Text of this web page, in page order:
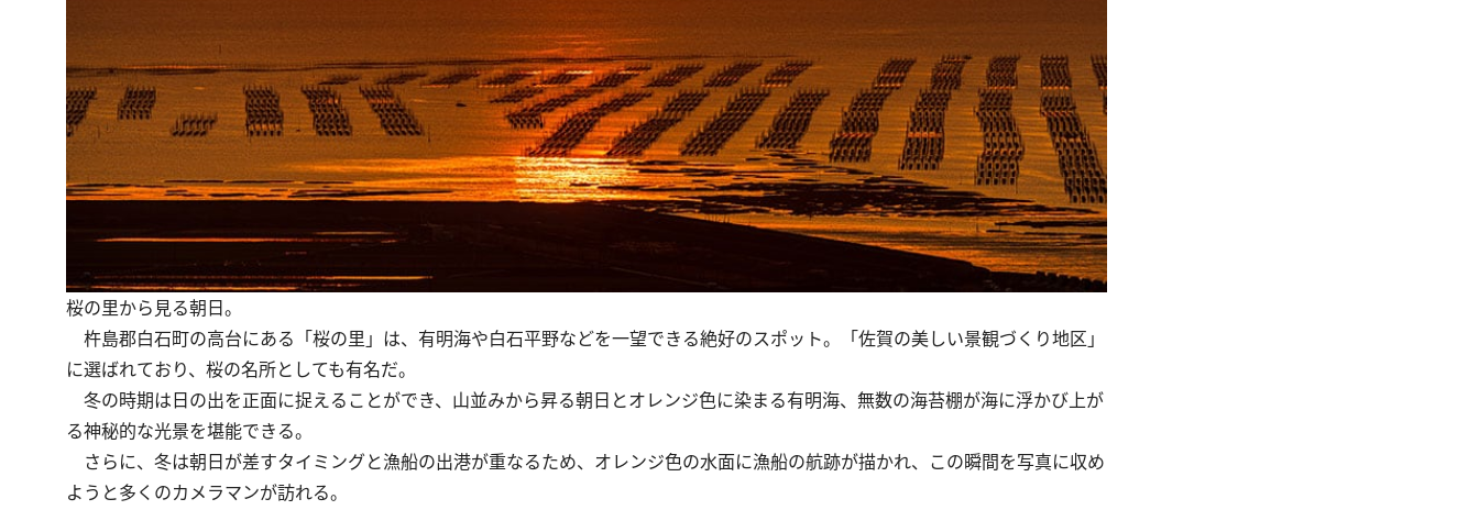
桜の里から見る朝日。
杵島郡白石町の高台にある「桜の里」は、有明海や白石平野などを一望できる絶好のスポット。「佐賀の美しい景観づくり地区」
に選ばれており、桜の名所としても有名だ。
冬の時期は日の出を正面に捉えることができ、山並みから昇る朝日とオレンジ色に染まる有明海、無数の海苔棚が海に浮かび上が
る神秘的な光景を堪能できる。
さらに、冬は朝日が差すタイミングと漁船の出港が重なるため、オレンジ色の水面に漁船の航跡が描かれ、この瞬間を写真に収め
ようと多くのカメラマンが訪れる。